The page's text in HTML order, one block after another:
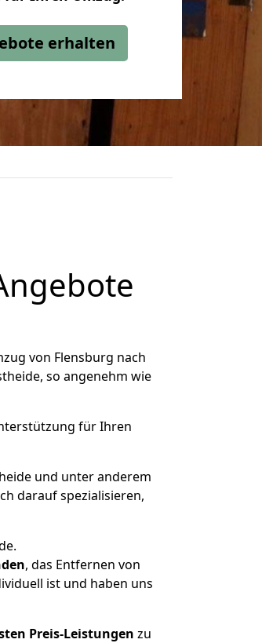
erhalten
von Flensburg nach
so angenehm wie
für Ihren
und unter anderem
darauf spezialisieren,
, das Entfernen von
ist und haben uns
Preis-Leistungen zu